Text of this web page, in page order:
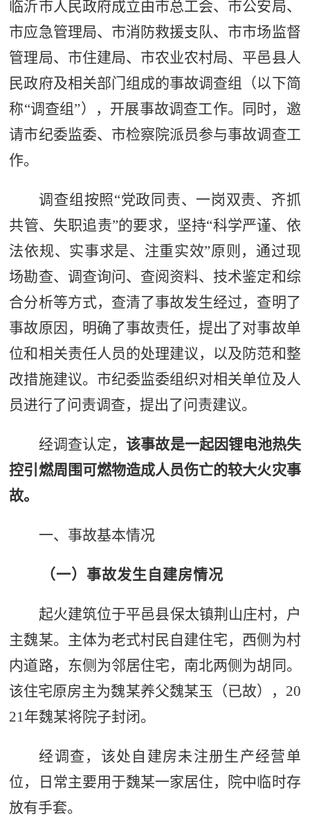
临沂市人民政府成立由市总工会、 市公安局、
市应急管理局、市消防救援支队、市市场监督
管理局、市住建局、市农业农村局、平邑县人
民政府及相关部门组成的事故调查组（以下简
称“调查组 ”），开展事故调查工作。
同时，邀
请市纪委监委、市检察院派员参与事故调查工
作。
调查组按照“党政同责、一岗双责、齐抓
共管、失职追责”的要求， 坚持“科学严谨、依
法依规、实事求是、注重实效”原则，通过现
场勘查、调查询问、查阅资料、技术鉴定和综
合分析等方式，查清了事故发生经过，查明了
事故原因，明确了事故责任，提出了对事故单
位和相关责任人员的处理建议，以及防范和整
改措施建议。 市纪委监委组织对相关单位及人
员进行了问责调查，提出了问责建议。
经调查认定， 该事故是一起因锂电池热失
控引燃周围可燃物造成人员伤亡的较大火灾事
故。
一、事故基本情况
（一）事故发生自建房情况
起火建筑位于平邑县保太镇荆山庄村，户
主魏某。主体为老式村民自建住宅，西侧为村
内道路，东侧为邻居住宅，南北两侧为胡同。
该住宅原房主为魏某养父魏某玉（已故）， 20
21年魏某将院子封闭。
经调查，该处自建房未注册生产经营单
位，日常主要用于魏某一家居住，院中临时存
放有手套。